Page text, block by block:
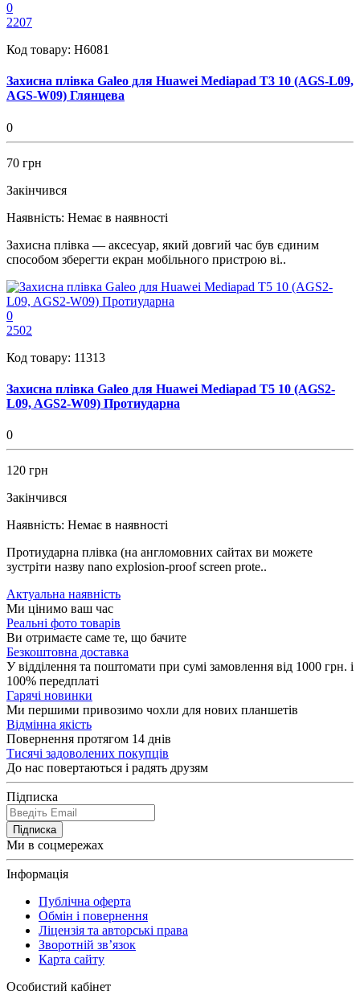
0
2207
Код товару: H6081
Захисна плівка Galeo для Huawei Mediapad T3 10 (AGS-L09,
AGS-W09) Глянцева
0
70 грн
Закінчився
Наявність: Немає в наявності
Захисна плівка — аксесуар, який довгий час був єдиним
способом зберегти екран мобільного пристрою ві..
0
2502
Код товару: 11313
Захисна плівка Galeo для Huawei Mediapad T5 10 (AGS2-
L09, AGS2-W09) Протиударна
0
120 грн
Закінчився
Наявність: Немає в наявності
Протиударна плівка (на англомовних сайтах ви можете
зустріти назву nano explosion-proof screen prote..
Актуальна наявність
Ми цінимо ваш час
Реальні фото товарів
Ви отримаєте саме те, що бачите
Безкоштовна доставка
У відділення та поштомати при сумі замовлення від 1000 грн. і
100% передплаті
Гарячі новинки
Ми першими привозимо чохли для нових планшетів
Відмінна якість
Повернення протягом 14 днів
Тисячі задоволених покупців
До нас повертаються і радять друзям
Підписка
Підписка
Ми в соцмережах
Інформація
Публічна оферта
Обмін і повернення
Ліцензія та авторські права
Зворотній зв’язок
Карта сайту
Особистий кабінет